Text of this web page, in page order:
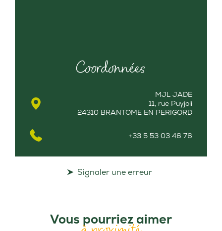
Coordonnées
MJL JADE
11, rue Puyjoli
24310 BRANTOME EN PERIGORD
+33 5 53 03 46 76
Signaler une erreur
Vous pourriez aimer